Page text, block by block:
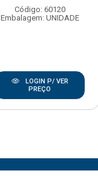
Código: 60120
Embalagem: UNIDADE
LOGIN P/ VER
PREÇO